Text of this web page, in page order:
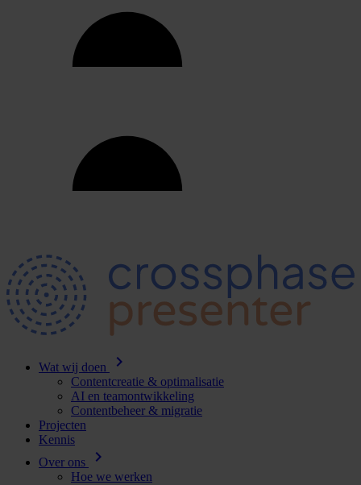
Wat wij doen chevron_right
Contentcreatie & optimalisatie
AI en teamontwikkeling
Contentbeheer & migratie
Projecten
Kennis
Over ons
chevron_right
Hoe we werken